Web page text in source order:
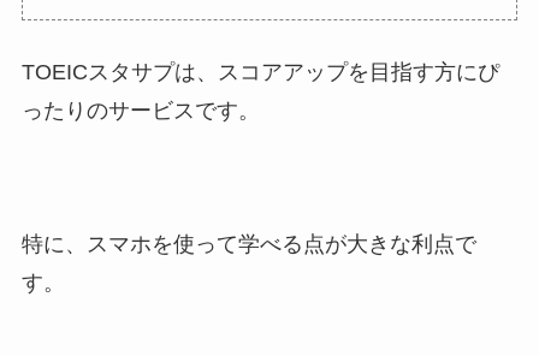
TOEICスタサプは、スコアアップを目指す方にぴ
ったりのサービスです。
特に、スマホを使って学べる点が大きな利点で
す。